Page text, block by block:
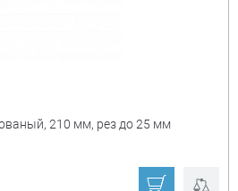
210 мм, рез до 25 мм